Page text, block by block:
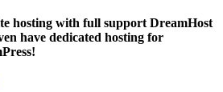
hosting with full support DreamHost
have dedicated hosting for